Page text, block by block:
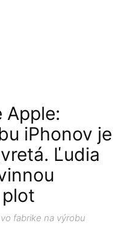
Apple:
iPhonov je
Ľudia
fabrike na výrobu